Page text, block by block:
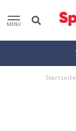
MENU
Startseite